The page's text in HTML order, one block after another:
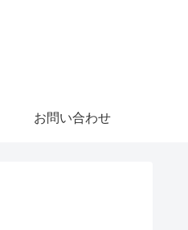
お問い合わせ